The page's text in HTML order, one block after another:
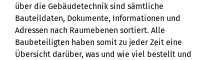
über die Gebäudetechnik sind sämtliche
Bauteildaten, Dokumente, Informationen und
Adressen nach Raumebenen sortiert. Alle
Baubeteiligten haben somit zu jeder Zeit eine
Übersicht darüber, was und wie viel bestellt und